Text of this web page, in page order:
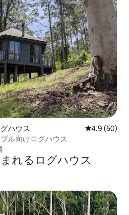
ハウス レビュー50
4.9 (50)
ル向けログハウス
れるログハウス
す。